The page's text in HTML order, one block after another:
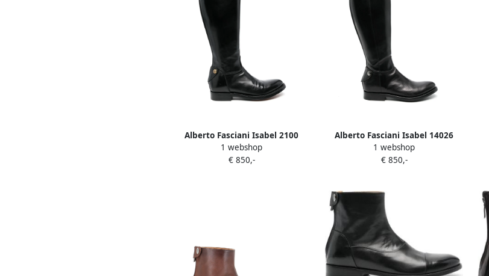
Alberto Fasciani Isabel 2100
laarzen Zwart
1 webshop
€ 850,-
Alberto Fasciani Isabel 14026
laarzen Zwart
1 webshop
€ 850,-